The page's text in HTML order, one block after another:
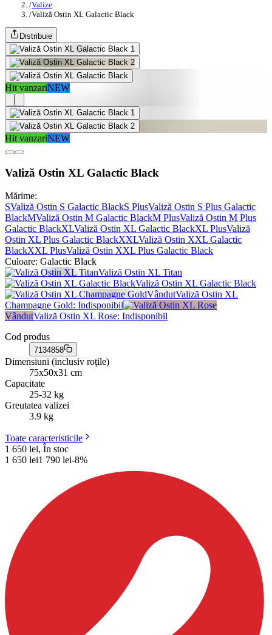
/Valize
/Valiză Ostin XL Galactic Black
Distribuie
Hit vanzariNEW
Hit vanzariNEW
Valiză Ostin XL Galactic Black
Mărime:
SValiză Ostin S Galactic BlackS PlusValiză Ostin S Plus Galactic
BlackMValiză Ostin M Galactic BlackM PlusValiză Ostin M Plus
Galactic BlackXLValiză Ostin XL Galactic BlackXL PlusValiză
Ostin XL Plus Galactic BlackXXLValiză Ostin XXL Galactic
BlackXXL PlusValiză Ostin XXL Plus Galactic Black
Culoare: Galactic Black
Valiză Ostin XL Titan
Valiză Ostin XL Galactic Black
VândutValiză Ostin XL
Champagne Gold: Indisponibil
VândutValiză Ostin XL Rose: Indisponibil
Cod produs
7134858
Dimensiuni (inclusiv roțile)
75x50x31 cm
Capacitate
25-32 kg
Greutatea valizei
3.9 kg
Toate caracteristicile
1 650 lei, În stoc
1 650 lei1 790 lei-8%